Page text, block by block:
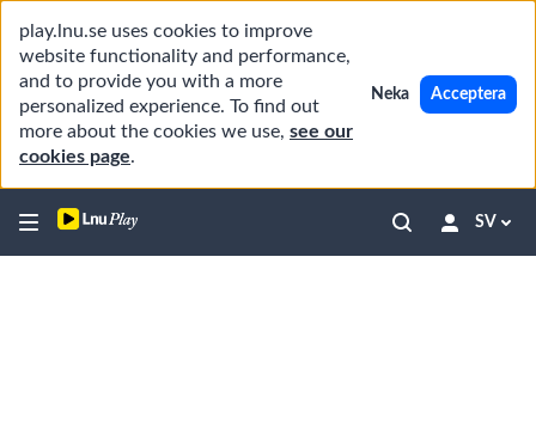
play.lnu.se uses cookies to improve
website functionality and performance,
and to provide you with a more
personalized experience. To find out
more about the cookies we use, see our
cookies page.
Neka Acceptera
SV